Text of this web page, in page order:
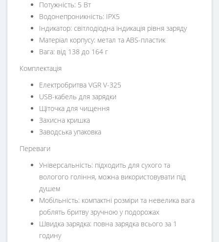
Потужність: 5 Вт
Водонепроникність: IPX5
Індикатор: світлодіодна індикація рівня заряду
Матеріал корпусу: метал та ABS-пластик
Вага: від 138 до 164 г
Комплектація
Електробритва VGR V-325
USB-кабель для зарядки
Щіточка для чищення
Захисна кришка
Заводська упаковка
Переваги
Універсальність: підходить для сухого та
вологого гоління, можна використовувати під
душем
Мобільність: компактні розміри та невелика вага
роблять бритву зручною у подорожах
Швидка зарядка: повна зарядка всього за 1
годину